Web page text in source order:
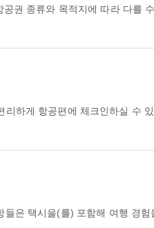
은 택시을(를) 포함해 여행 경